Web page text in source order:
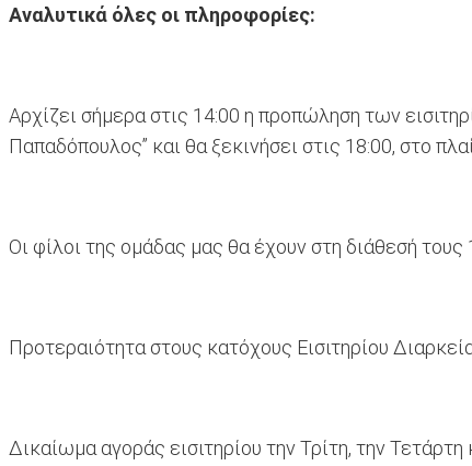
Αναλυτικά όλες οι πληροφορίες:
Αρχίζει σήμερα στις 14:00 η προπώληση των
Παπαδόπουλος” και θα ξεκινήσει στις 18:00, στο
Οι φίλοι της ομάδας μας θα έχουν στη διάθεσή τους
Προτεραιότητα στους κατόχους Εισιτηρίου
Δικαίωμα αγοράς εισιτηρίου την Τρίτη, την